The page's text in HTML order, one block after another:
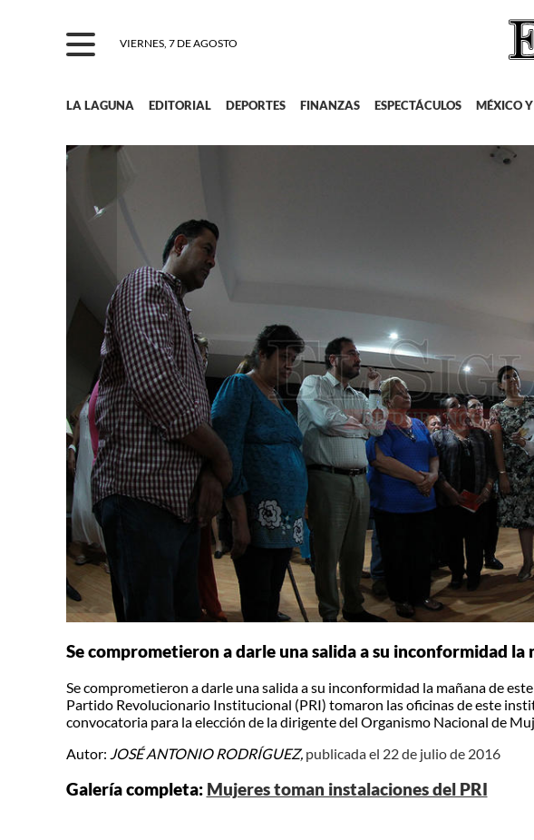
VIERNES, 7 DE AGOSTO
LA LAGUNA EDITORIAL DEPORTES FINANZAS ESPECTÁCULOS MÉXICO
Se comprometieron a darle una salida a su inconformidad la
Se comprometieron a darle una salida a su inconformidad la mañana de
Partido Revolucionario Institucional (PRI) tomaron las oficinas de este
convocatoria para la elección de la dirigente del Organismo Nacional de
Autor: JOSÉ ANTONIO RODRÍGUEZ, publicada el 22 de julio de 2016
Galería completa: Mujeres toman instalaciones del PRI